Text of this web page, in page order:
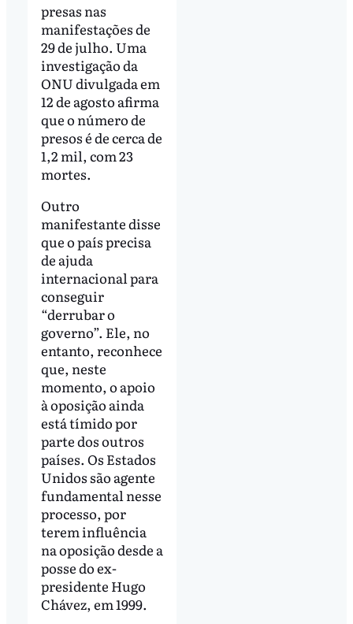
presas nas
manifestações de
29 de julho. Uma
investigação da
ONU divulgada em
12 de agosto afirma
que o número de
presos é de cerca de
1,2 mil, com 23
mortes.
Outro
manifestante disse
que o país precisa
de ajuda
internacional para
conseguir
“derrubar o
governo”. Ele, no
entanto, reconhece
que, neste
momento, o apoio
à oposição ainda
está tímido por
parte dos outros
países. Os Estados
Unidos são agente
fundamental nesse
processo, por
terem influência
na oposição desde a
posse do ex-
presidente Hugo
Chávez, em 1999.